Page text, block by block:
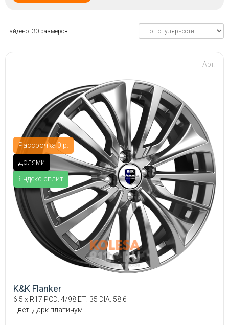
Найдено: 30 размеров
Рассрочка 0 р.
Долями
Яндекс.сплит
Арт:
K&K Flanker
6.5 x R17 PCD: 4/98 ET: 35 DIA: 58.6
Цвет: Дарк платинум